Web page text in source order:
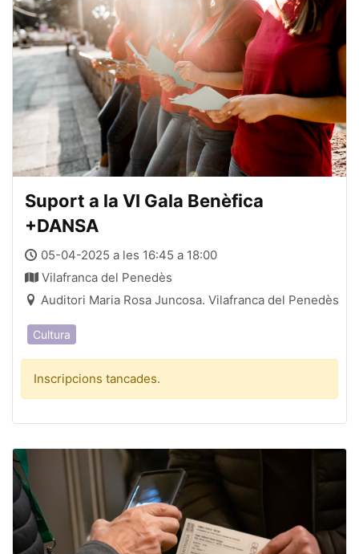
Suport a la VI Gala Benèfica
+DANSA
05-04-2025 a les 16:45 a 18:00
Vilafranca del Penedès
Auditori Maria Rosa Juncosa. Vilafranca del Penedès
Cultura
Inscripcions tancades.